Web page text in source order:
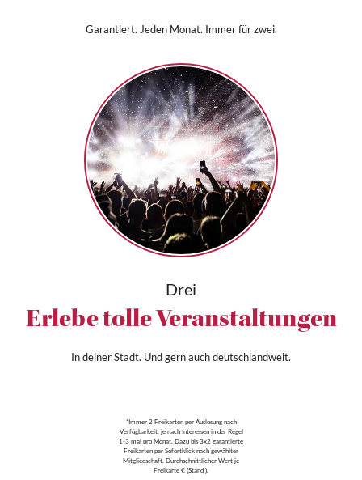
Garantiert. Jeden Monat. Immer für zwei.
Drei
Erlebe tolle Veranstaltungen
In deiner Stadt. Und gern auch deutschlandweit.
*Immer 2 Freikarten per Auslosung nach
Verfügbarkeit, je nach Interessen in der Regel
1-3 mal pro Monat. Dazu bis 3x2 garantierte
Freikarten per Sofortklick nach gewählter
Mitgliedschaft. Durchschnittlicher Wert je
Freikarte € (Stand ).